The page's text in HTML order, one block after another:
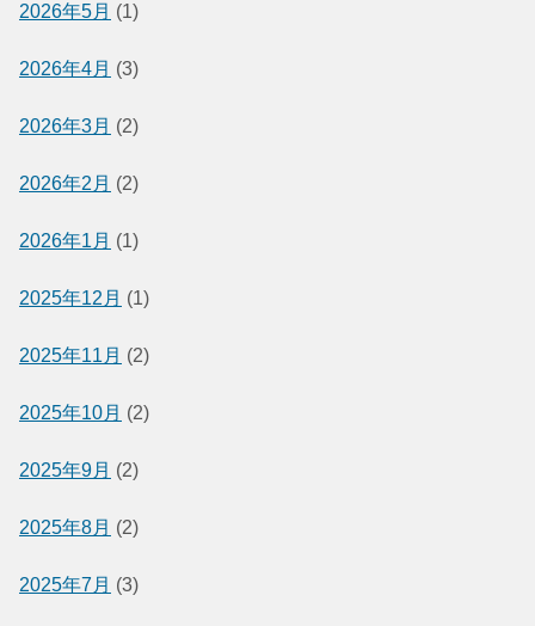
2026年5月 (1)
2026年4月 (3)
2026年3月 (2)
2026年2月 (2)
2026年1月 (1)
2025年12月 (1)
2025年11月 (2)
2025年10月 (2)
2025年9月 (2)
2025年8月 (2)
2025年7月 (3)